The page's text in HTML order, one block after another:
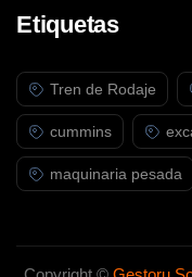
Etiquetas
Tren de Rodaje
cummins
maquinaria pesada